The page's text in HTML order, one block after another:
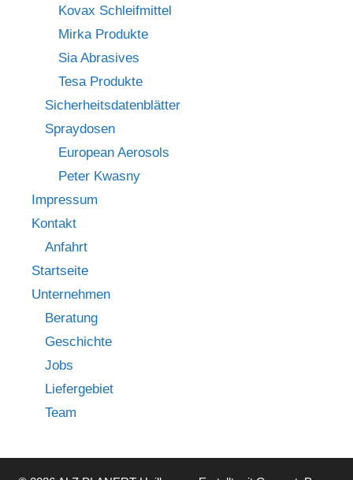
Kovax Schleifmittel
Mirka Produkte
Sia Abrasives
Tesa Produkte
Sicherheitsdatenblätter
Spraydosen
European Aerosols
Peter Kwasny
Impressum
Kontakt
Anfahrt
Startseite
Unternehmen
Beratung
Geschichte
Jobs
Liefergebiet
Team